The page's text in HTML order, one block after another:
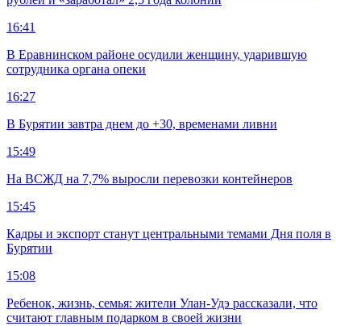
16:41
В Еравнинском районе осудили женщину, ударившую
сотрудника органа опеки
16:27
В Бурятии завтра днем до +30, временами ливни
15:49
На ВСЖД на 7,7% выросли перевозки контейнеров
15:45
Кадры и экспорт станут центральными темами Дня поля в
Бурятии
15:08
Ребенок, жизнь, семья: жители Улан-Удэ рассказали, что
считают главным подарком в своей жизни